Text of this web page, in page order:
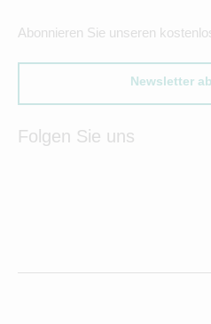
Abonnieren Sie unseren
Newsletter
Folgen Sie uns